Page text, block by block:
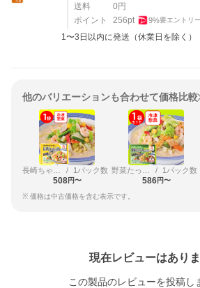
送料
0 円
ポイント
256pt 9%要エントリー
1〜3日以内に発送（休業日を除く）
他のバリエーションも合わせて価格比較
/ 1パック数
508円〜
/ 1パック数
586円〜
※ 価格は中古価格を含む表示です。
現在レビューはあり
この製品のレビューを投稿し